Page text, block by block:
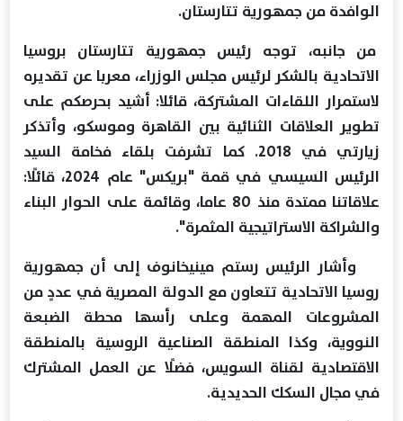
الوافدة من جمهورية تتارستان.
من جانبه، توجه رئيس جمهورية تتارستان بروسيا
الاتحادية بالشكر لرئيس مجلس الوزراء، معربا عن تقديره
لاستمرار اللقاءات المشتركة، قائلا: أشيد بحرصكم على
تطوير العلاقات الثنائية بين القاهرة وموسكو، وأتذكر
زيارتي في 2018. كما تشرفت بلقاء فخامة السيد
الرئيس السيسي في قمة "بريكس" عام 2024، قائلًا:
علاقاتنا ممتدة منذ 80 عاما، وقائمة على الحوار البناء
والشراكة الاستراتيجية المثمرة".
وأشار الرئيس رستم مينيخانوف إلى أن جمهورية
روسيا الاتحادية تتعاون مع الدولة المصرية في عددٍ من
المشروعات المهمة وعلى رأسها محطة الضبعة
النووية، وكذا المنطقة الصناعية الروسية بالمنطقة
الاقتصادية لقناة السويس، فضلًا عن العمل المشترك
في مجال السكك الحديدية.